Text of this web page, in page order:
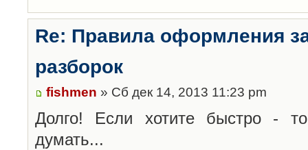
Re: Правила оформления
разборок
fishmen » Сб дек 14, 2013 11:23 pm
Долго! Если хотите быстро -
думать...